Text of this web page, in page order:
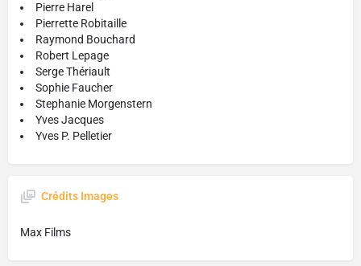
Pierre Harel
Pierrette Robitaille
Raymond Bouchard
Robert Lepage
Serge Thériault
Sophie Faucher
Stephanie Morgenstern
Yves Jacques
Yves P. Pelletier
Crédits Images
Max Films